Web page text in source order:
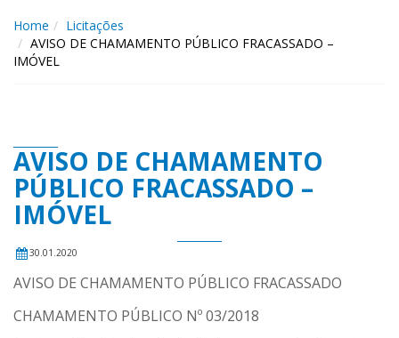
Home
Licitações
AVISO DE CHAMAMENTO PÚBLICO FRACASSADO –
IMÓVEL
AVISO DE CHAMAMENTO
PÚBLICO FRACASSADO –
IMÓVEL
30.01.2020
AVISO DE CHAMAMENTO PÚBLICO FRACASSADO
CHAMAMENTO PÚBLICO Nº 03/2018